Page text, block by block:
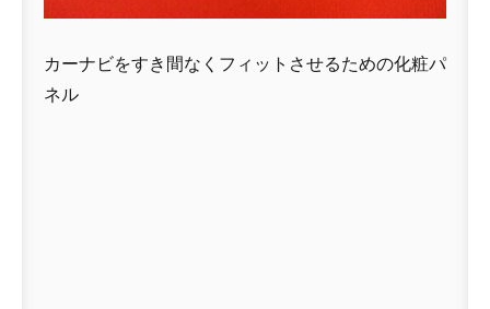
カーナビをすき間なくフィットさせるための化粧パ
ネル